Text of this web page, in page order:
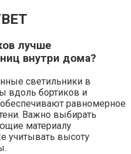
лучше
внутри дома?
светильники в
вдоль бортиков и
равномерное
Важно выбирать
материалу
учитывать высоту